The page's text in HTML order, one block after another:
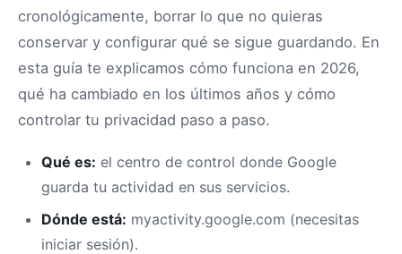
cronológicamente, borrar lo que no quieras
conservar y configurar qué se sigue guardando. En
esta guía te explicamos cómo funciona en 2026,
qué ha cambiado en los últimos años y cómo
controlar tu privacidad paso a paso.
Qué es: el centro de control donde Google
guarda tu actividad en sus servicios.
Dónde está: myactivity.google.com (necesitas
iniciar sesión).